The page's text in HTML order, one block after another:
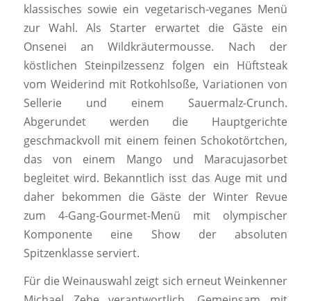
klassisches sowie ein vegetarisch-veganes Menü
zur Wahl. Als Starter erwartet die Gäste ein
Onsenei an Wildkräutermousse. Nach der
köstlichen Steinpilzessenz folgen ein Hüftsteak
vom Weiderind mit Rotkohlsoße, Variationen von
Sellerie und einem Sauermalz-Crunch.
Abgerundet werden die Hauptgerichte
geschmackvoll mit einem feinen Schokotörtchen,
das von einem Mango und Maracujasorbet
begleitet wird. Bekanntlich isst das Auge mit und
daher bekommen die Gäste der Winter Revue
zum 4-Gang-Gourmet-Menü mit olympischer
Komponente eine Show der absoluten
Spitzenklasse serviert.
Für die Weinauswahl zeigt sich erneut Weinkenner